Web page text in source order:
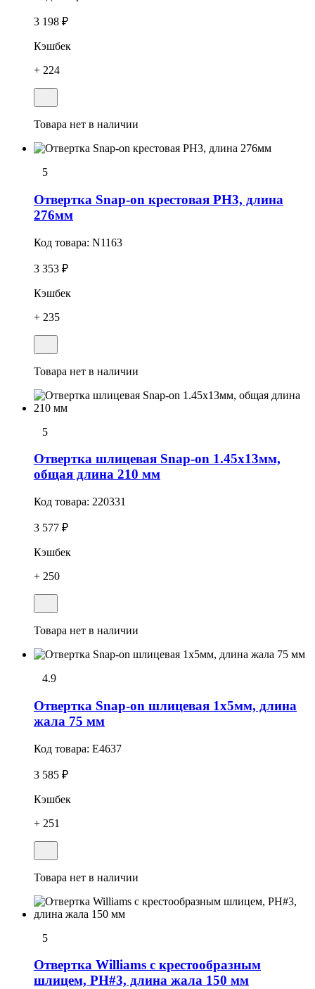
3 198 ₽
Кэшбек
+ 224
Товара нет в наличии
5
Отвеpтка Snap-on крестовая РН3, длина
276мм
Код товара: N1163
3 353 ₽
Кэшбек
+ 235
Товара нет в наличии
5
Отвертка шлицевая Snap-on 1.45х13мм,
общая длина 210 мм
Код товара: 220331
3 577 ₽
Кэшбек
+ 250
Товара нет в наличии
4.9
Отвеpтка Snap-on шлицевая 1x5мм, длина
жала 75 мм
Код товара: E4637
3 585 ₽
Кэшбек
+ 251
Товара нет в наличии
5
Отвертка Williams с крестообразным
шлицем, PH#3, длина жала 150 мм